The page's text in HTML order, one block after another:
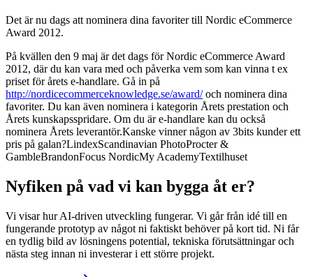
Det är nu dags att nominera dina favoriter till Nordic eCommerce
Award 2012.
På kvällen den 9 maj är det dags för Nordic eCommerce Award
2012, där du kan vara med och påverka vem som kan vinna t ex
priset för årets e-handlare. Gå in på
http://nordicecommerceknowledge.se/award/och nominera dina
favoriter. Du kan även nominera i kategorin Årets prestation och
Årets kunskapsspridare. Om du är e-handlare kan du också
nominera Årets leverantör.Kanske vinner någon av 3bits kunder ett
pris på galan?LindexScandinavian PhotoProcter &
GambleBrandonFocus NordicMy AcademyTextilhuset
Nyfiken på vad vi kan bygga åt er?
Vi visar hur AI-driven utveckling fungerar. Vi går från idé till en
fungerande prototyp av något ni faktiskt behöver på kort tid. Ni får
en tydlig bild av lösningens potential, tekniska förutsättningar och
nästa steg innan ni investerar i ett större projekt.